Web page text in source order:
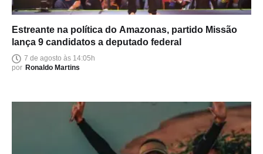
Estreante na política do Amazonas, partido Missão
lança 9 candidatos a deputado federal
7 de agosto às 14:05h
por Ronaldo Martins